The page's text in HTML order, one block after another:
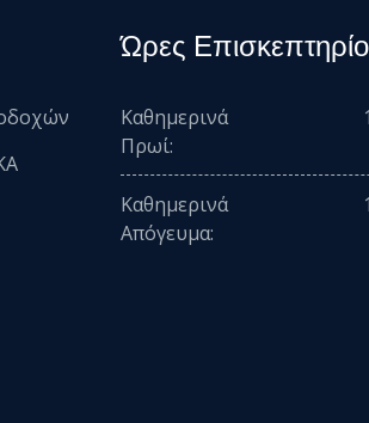
Ώρες
Καθημερινά
Πρωί:
Καθημερινά
Απόγευμα: